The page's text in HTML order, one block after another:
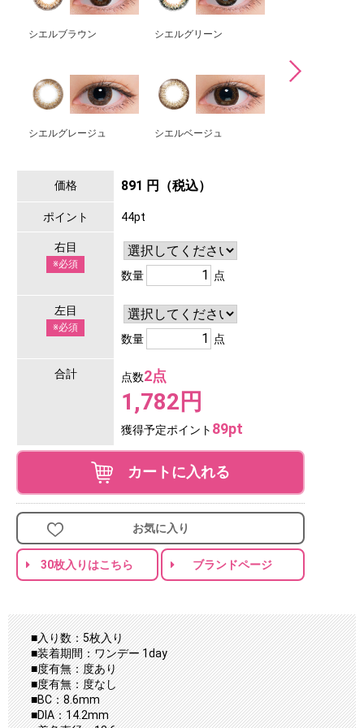
シエルブラウン シエルグリーン
シエルグレージュ シエルベージュ
価格 891 円（税込）
ポイント 44pt
右目
※必須
数量 点
左目
※必須
数量 点
合計 点数2点
1,782円
獲得予定ポイント 89pt
カートに入れる
お気に入り
30枚入りはこちら ブランドページ
■入り数：5枚入り
■装着期間：ワンデー 1day
■度有無：度あり
■度有無：度なし
■BC：8.6mm
■DIA：14.2mm